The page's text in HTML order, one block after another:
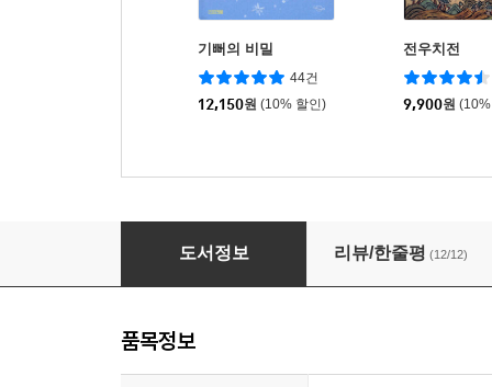
기뻐의 비밀
44건
12,150원 (10% 할인)
전우치전
9,900원
햇빛마을 아파트 동물원
도서정보 리뷰/한줄평 (12/12)
품목정보